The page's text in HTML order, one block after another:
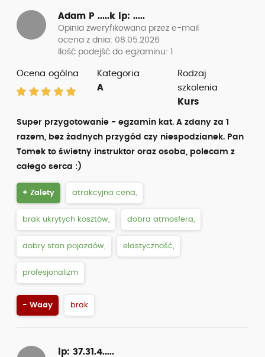
Adam P .....k ip: .....
Opinia zweryfikowana przez e-mail
ocena z dnia: 08.05.2026
Ilość podejść do egzaminu: 1
Ocena ogólna
Kategoria
A
Rodzaj
szkolenia
Kurs
Super przygotowanie - egzamin kat. A zdany za 1
razem, bez żadnych przygód czy niespodzianek. Pan
Tomek to świetny instruktor oraz osoba, polecam z
całego serca :)
+ Zalety atrakcyjna cena,
brak ukrytych kosztów, dobra atmosfera,
dobry stan pojazdów, elastyczność,
profesjonalizm
- Wady brak
ip: 37.31.4.....